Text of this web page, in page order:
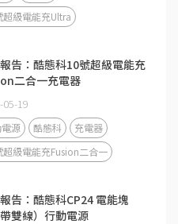
超級電能充Ultra
告：酷態科10號超級電能充
二合一充電器
05-19
源 酷態科
充電器
超級電能充Fusion二合一
告：酷態科CP24 電能塊
帶雙線）行動電源